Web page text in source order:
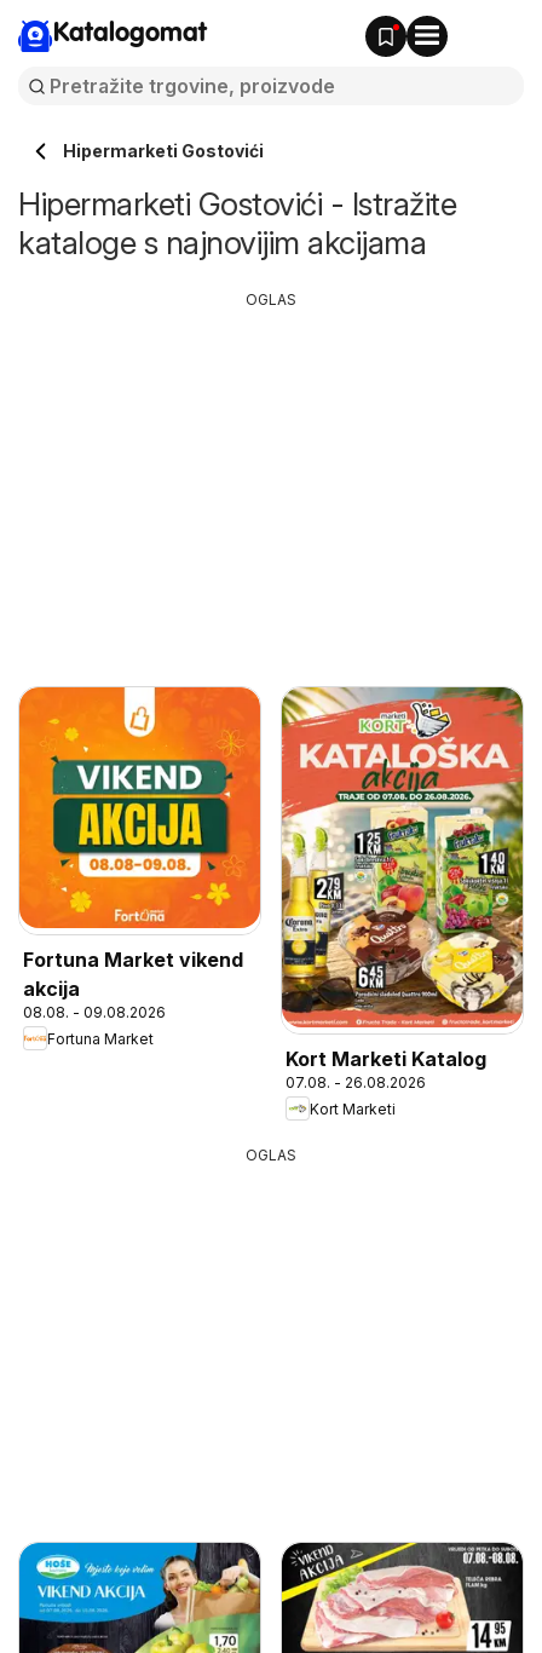
Katalogomat
Hipermarketi Gostovići
Hipermarketi Gostovići - Istražite
kataloge s najnovijim akcijama
Fortuna Market vikend
akcija
08.08. - 09.08.2026
Fortuna Market
Kort Marketi Katalog
07.08. - 26.08.2026
Kort Marketi
OGLAS
OGLAS